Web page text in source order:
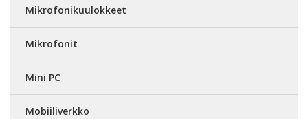
Mikrofonikuulokkeet
Mikrofonit
Mini PC
Mobiiliverkko